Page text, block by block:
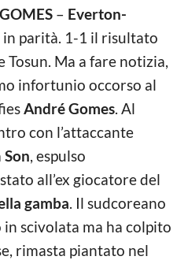
– Everton-
parità. 1-1 il risultato
Ma a fare notizia,
infortunio occorso al
André Gomes. Al
con l’attaccante
Son, espulso
all’ex giocatore del
gamba. Il sudcoreano
scivolata ma ha colpito
rimasta piantato nel